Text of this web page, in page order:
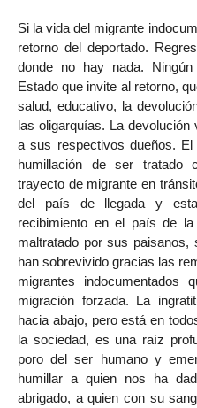
Si la vida del migrante
retorno del deportado.
donde no hay nada.
Estado que invite al retorno,
salud, educativo, la
las oligarquías. La
a sus respectivos dueños.
humillación de ser tratado
trayecto de migrante en
del país de llegada y
recibimiento en el país de
maltratado por sus
han sobrevivido gracias las
migrantes
migración forzada. La
hacia abajo, pero está en
la sociedad, es una raíz
poro del ser humano y
humillar a quien nos ha
abrigado, a quien con su